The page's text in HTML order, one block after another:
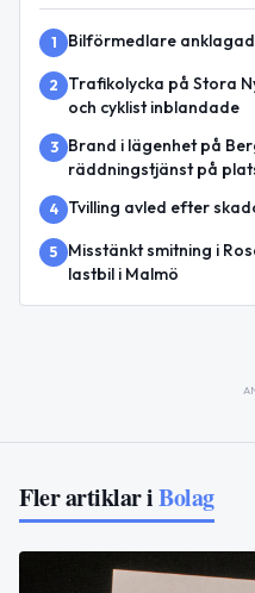
1 Bilförmedlare
2
Trafikolycka på Stora
och cyklist inblandade
3
Brand i lägenhet på
räddningstjänst på
4 Tvilling avled efter
5
Misstänkt smitning i
lastbil i Malmö
Fler artiklar iBolag